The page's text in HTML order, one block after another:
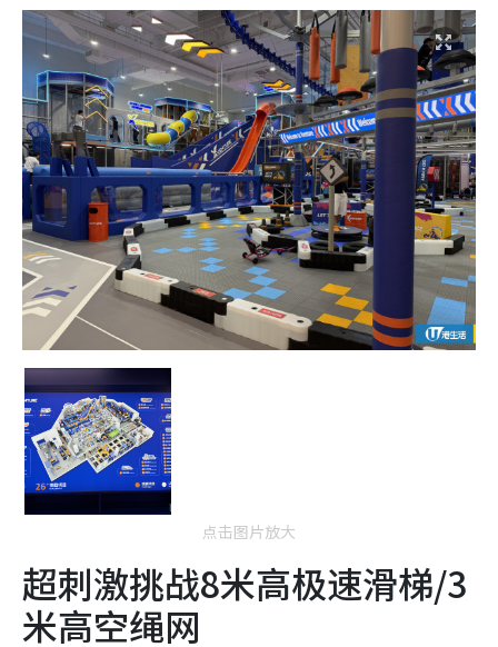
y
u
e
d
e
d
:
5
4
.
9
%
e
i
m
l
s
c
r
e
e
n
点击图片放大
超刺激挑战8米高极速滑梯/3
米高空绳网